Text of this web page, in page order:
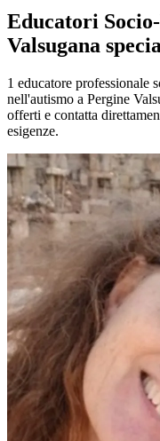
Educatori
Valsugana
1 educatore professionale
nell'autismo a Pergine
offerti e contatta
esigenze.